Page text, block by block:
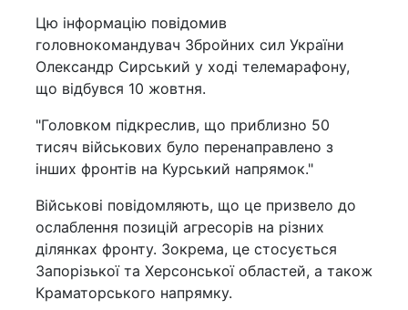
Цю інформацію повідомив
головнокомандувач Збройних сил України
Олександр Сирський у ході телемарафону,
що відбувся 10 жовтня.
"Головком підкреслив, що приблизно 50
тисяч військових було перенаправлено з
інших фронтів на Курський напрямок."
Військові повідомляють, що це призвело до
ослаблення позицій агресорів на різних
ділянках фронту. Зокрема, це стосується
Запорізької та Херсонської областей, а також
Краматорського напрямку.